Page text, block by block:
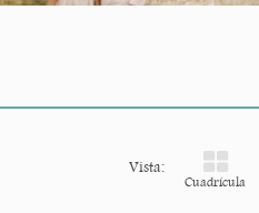
Vista:
Cuadrícula